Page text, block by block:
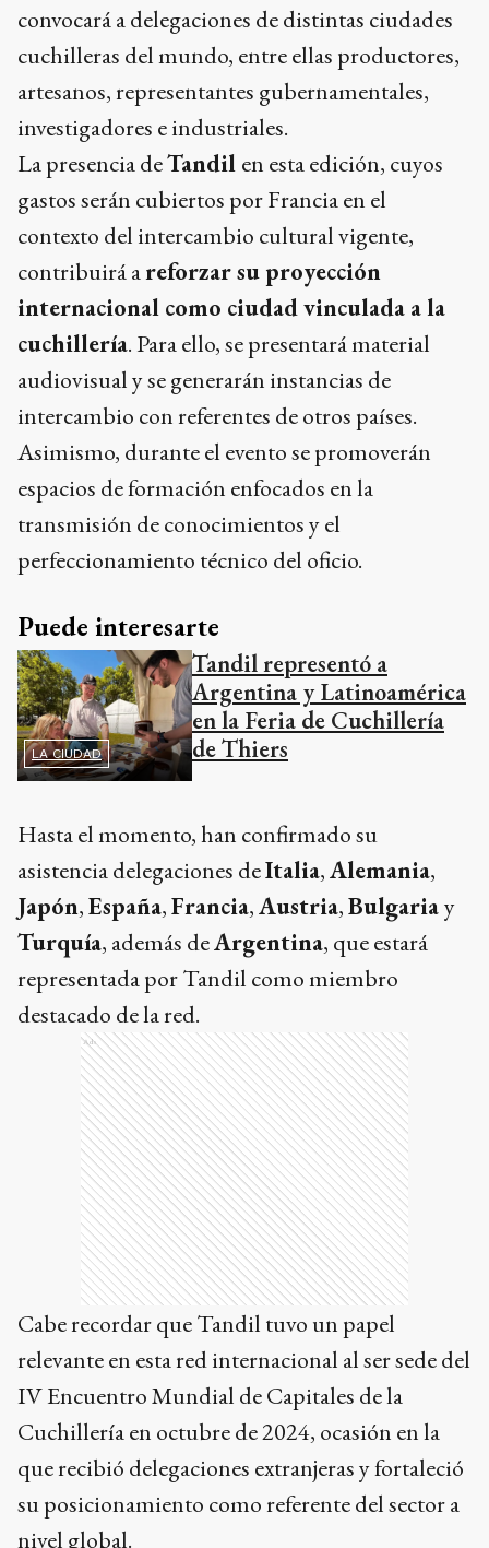
convocará a delegaciones de distintas ciudades
cuchilleras del mundo, entre ellas productores,
artesanos, representantes gubernamentales,
investigadores e industriales.
La presencia deTandil en esta edición, cuyos
gastos serán cubiertos por Francia en el
contexto del intercambio cultural vigente,
contribuirá areforzar su proyección
internacional como ciudad vinculada a la
cuchillería. Para ello, se presentará material
audiovisual y se generarán instancias de
intercambio con referentes de otros países.
Asimismo, durante el evento se promoverán
espacios de formación enfocados en la
transmisión de conocimientos y el
perfeccionamiento técnico del oficio.
Puede interesarte
LA CIUDAD
Tandil representó a
Argentina y Latinoamérica
en la Feria de Cuchillería
de Thiers
Hasta el momento, han confirmado su
asistencia delegaciones deItalia,Alemania,
Japón,España,Francia,Austria,Bulgariay
Turquía, además deArgentina, que estará
representada por Tandil como miembro
destacado de la red.
Ads
Cabe recordar que Tandil tuvo un papel
relevante en esta red internacional al ser sede del
IV Encuentro Mundial de Capitales de la
Cuchillería en octubre de 2024, ocasión en la
que recibió delegaciones extranjeras y fortaleció
su posicionamiento como referente del sector a
nivel global.